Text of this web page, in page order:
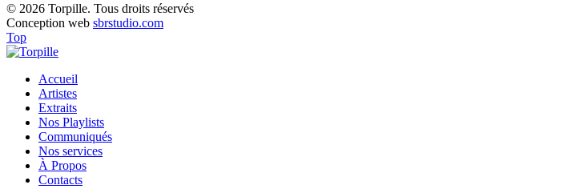
© 2026 Torpille. Tous droits réservés
Conception web sbrstudio.com
Top
Accueil
Artistes
Extraits
Nos Playlists
Communiqués
Nos services
À Propos
Contacts